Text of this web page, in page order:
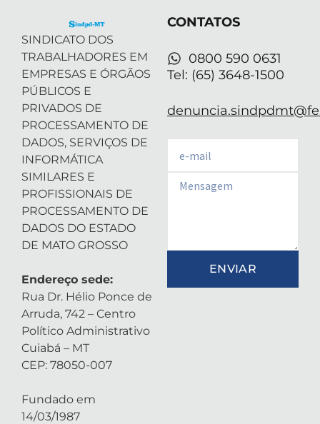
SINDICATO DOS
TRABALHADORES EM
EMPRESAS E ÓRGÃOS
PÚBLICOS E
PRIVADOS DE
PROCESSAMENTO DE
DADOS, SERVIÇOS DE
INFORMÁTICA
SIMILARES E
PROFISSIONAIS DE
PROCESSAMENTO DE
DADOS DO ESTADO
DE MATO GROSSO
Endereço sede:
Rua Dr. Hélio Ponce de
Arruda, 742 – Centro
Político Administrativo
Cuiabá – MT
CEP: 78050-007
Fundado em
14/03/1987
CONTATOS
0800 590 0631
Tel: (65) 3648-1500
Email
ENVIAR